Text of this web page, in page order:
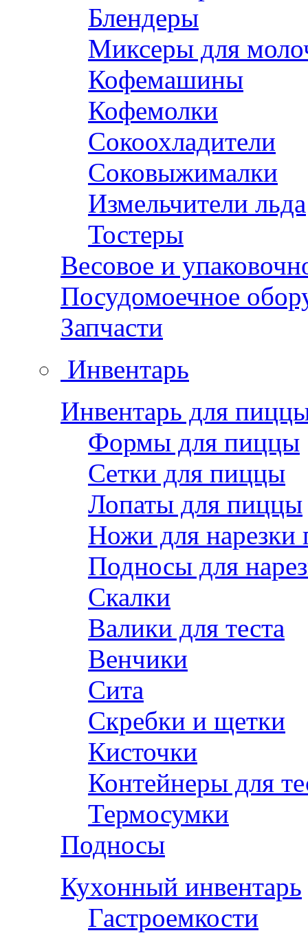
Блендеры
Миксеры для
Кофемашины
Кофемолки
Сокоохладители
Соковыжималки
Измельчители льда
Тостеры
Весовое и
Посудомоечное
Запчасти
Инвентарь
Инвентарь для
Формы для пиццы
Сетки для пиццы
Лопаты для пиццы
Ножи для нарезки
Подносы для
Скалки
Валики для теста
Венчики
Сита
Скребки и щетки
Кисточки
Контейнеры для
Термосумки
Подносы
Кухонный инвентарь
Гастроемкости